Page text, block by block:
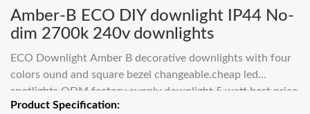
Amber-B ECO DIY downlight IP44 No-
dim 2700k 240v downlights
ECO Downlight Amber B decorative downlights with four
colors ound and square bezel changeable.cheap led
spotlights ODM factory supply downlight 5 watt best price
and fast delivery
Product Specification: